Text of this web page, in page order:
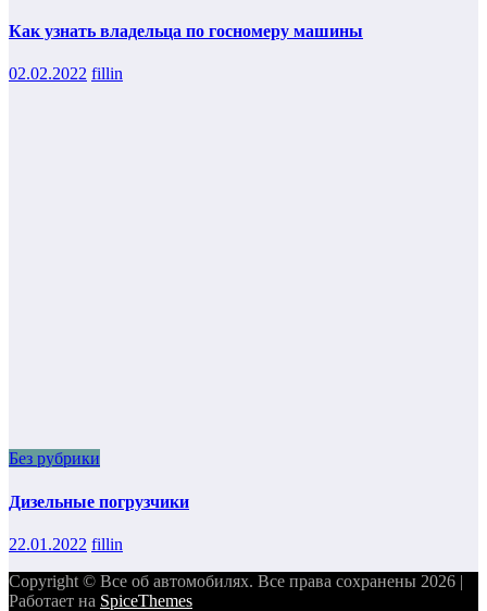
Как узнать владельца по госномеру машины
02.02.2022 fillin
Без рубрики
Дизельные погрузчики
22.01.2022 fillin
Copyright © Все об автомобилях. Все права сохранены 2026 |
Работает на SpiceThemes